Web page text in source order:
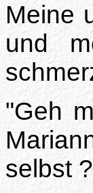
Meine
und
"Geh
selbst